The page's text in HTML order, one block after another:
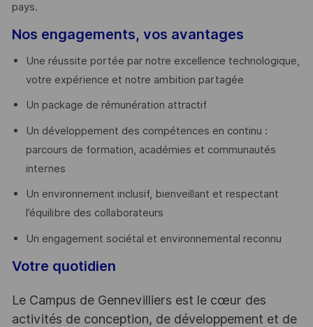
pays. ​
Nos engagements, vos avantages
Une réussite portée par notre excellence technologique,
votre expérience et notre ambition partagée
Un package de rémunération attractif
Un développement des compétences en continu :
parcours de formation, académies et communautés
internes
Un environnement inclusif, bienveillant et respectant
l’équilibre des collaborateurs
Un engagement sociétal et environnemental reconnu
Votre quotidien
Le Campus de Gennevilliers est le cœur des
activités de conception, de développement et de